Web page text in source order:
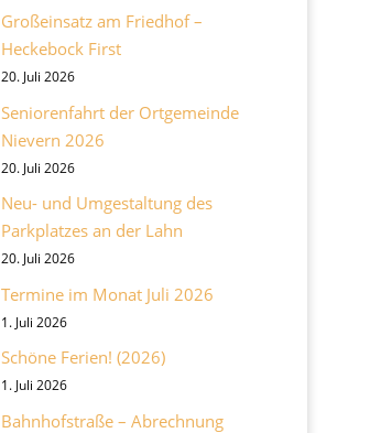
Großeinsatz am Friedhof –
Heckebock First
20. Juli 2026
Seniorenfahrt der Ortgemeinde
Nievern 2026
20. Juli 2026
Neu- und Umgestaltung des
Parkplatzes an der Lahn
20. Juli 2026
Termine im Monat Juli 2026
1. Juli 2026
Schöne Ferien! (2026)
1. Juli 2026
Bahnhofstraße – Abrechnung